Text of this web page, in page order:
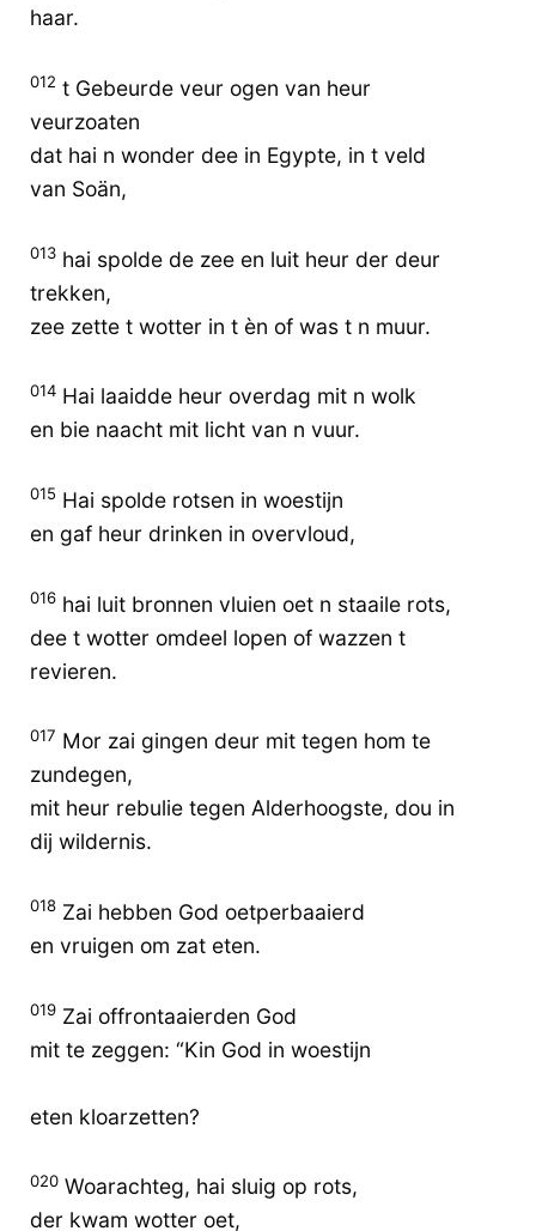
haar.
012 t Gebeurde veur ogen van heur
veurzoaten
dat hai n wonder dee in Egypte, in t veld
van Soän,
013 hai spolde de zee en luit heur der deur
trekken,
zee zette t wotter in t èn of was t n muur.
014 Hai laaidde heur overdag mit n wolk
en bie naacht mit licht van n vuur.
015 Hai spolde rotsen in woestijn
en gaf heur drinken in overvloud,
016 hai luit bronnen vluien oet n staaile rots,
dee t wotter omdeel lopen of wazzen t
revieren.
017 Mor zai gingen deur mit tegen hom te
zundegen,
mit heur rebulie tegen Alderhoogste, dou in
dij wildernis.
018 Zai hebben God oetperbaaierd
en vruigen om zat eten.
019 Zai offrontaaierden God
mit te zeggen: “Kin God in woestijn
eten kloarzetten?
020 Woarachteg, hai sluig op rots,
der kwam wotter oet,